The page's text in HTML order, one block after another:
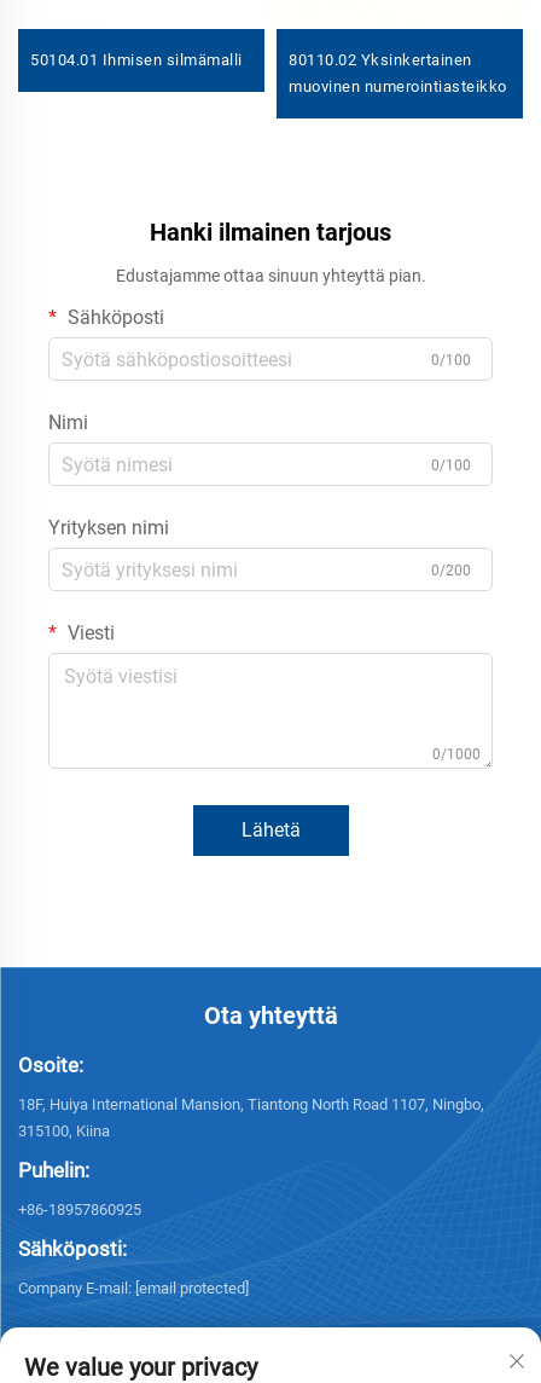
50104.01 Ihmisen silmämalli
80110.02 Yksinkertainen
muovinen numerointiasteikko
Hanki ilmainen tarjous
Edustajamme ottaa sinuun yhteyttä pian.
Sähköposti
0/100
Nimi
0/100
Yrityksen nimi
0/200
Viesti
0/1000
Lähetä
Ota yhteyttä
Osoite:
18F, Huiya International Mansion, Tiantong North Road 1107, Ningbo,
315100, Kiina
Puhelin:
+86-18957860925
Sähköposti:
Company E-mail: [email protected]
We value your privacy